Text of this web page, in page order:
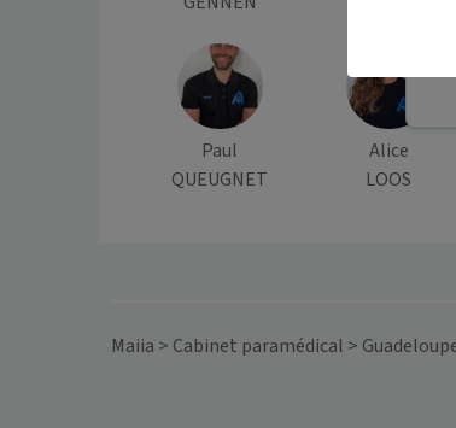
Paul
QUEUGNET
Alice
LOOS
Maiia > Cabinet paramédical >